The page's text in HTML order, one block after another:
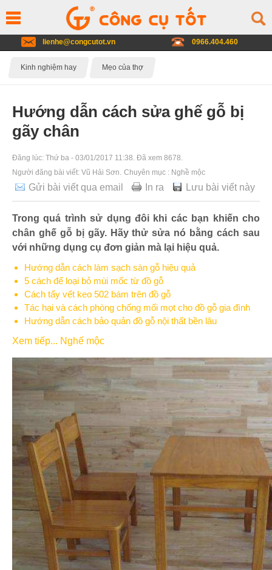
0966.404.460
lienhe@congcutot.vn
Kinh nghiệm hay Mẹo của thợ
Hướng dẫn cách sửa ghế gỗ bị
gãy chân
Đăng lúc: Thứ ba - 03/01/2017 11:38 . Đã xem 8678.
Người đăng bài viết: Vũ Hải Sơn Chuyên mục : Nghề mộc
Gửi bài viết qua email In ra Lưu bài viết này
Trong quá trình sử dụng đôi khi các bạn khiến cho
chân ghế gỗ bị gãy. Hãy thử sửa nó bằng cách sau
với những dụng cụ đơn giản mà lại hiệu quả.
Hướng dẫn cách làm sạch sàn gỗ hiệu quả
5 cách để loại bỏ mùi mốc từ đồ gỗ
Cách tẩy vết keo 502 bám trên đồ gỗ
Tác hại và cách phòng chống mối mọt cho đồ gỗ gia đình
Hướng dẫn cách bảo quản đồ gỗ nội thất bền lâu
Xem tiếp... Nghế mộc